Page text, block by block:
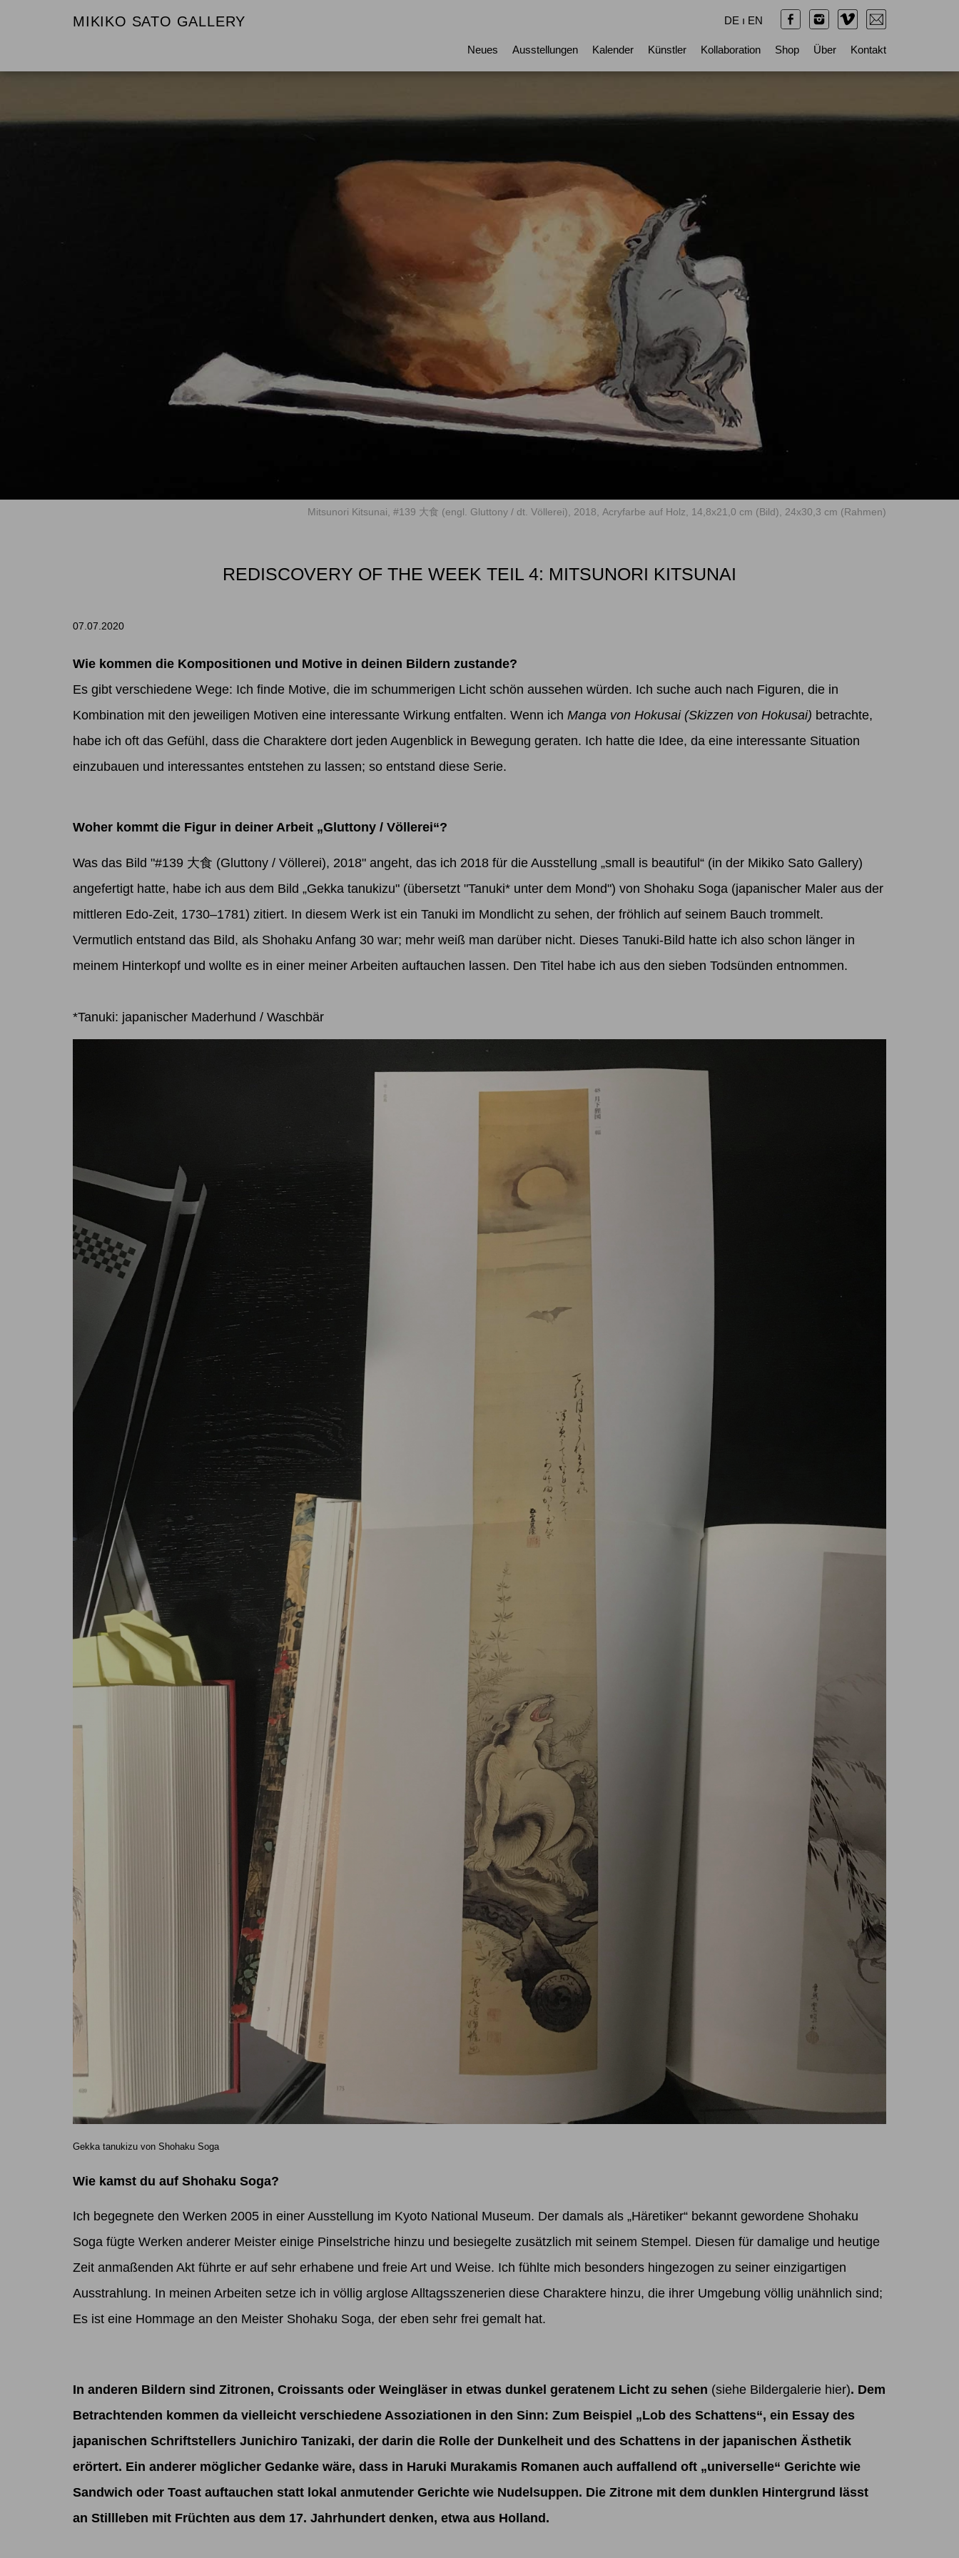
MIKIKO SATO GALLERY
Neues Ausstellungen Kalender Künstler Kollaboration Shop Über Kontakt
DE ı EN
Mitsunori Kitsunai, #139 大食 (engl. Gluttony / dt. Völlerei), 2018, Acryfarbe auf Holz, 14,8x21,0 cm (Bild), 24x30,3 cm (Rahmen)
REDISCOVERY OF THE WEEK TEIL 4: MITSUNORI KITSUNAI
07.07.2020
Wie kommen die Kompositionen und Motive in deinen Bildern zustande?
Es gibt verschiedene Wege: Ich finde Motive, die im schummerigen Licht schön aussehen würden. Ich suche auch nach Figuren, die in
Kombination mit den jeweiligen Motiven eine interessante Wirkung entfalten. Wenn ich Manga von Hokusai(Skizzen von Hokusai) betrachte,
habe ich oft das Gefühl, dass die Charaktere dort jeden Augenblick in Bewegung geraten. Ich hatte die Idee, da eine interessante Situation
einzubauen und interessantes entstehen zu lassen; so entstand diese Serie.
Woher kommt die Figur in deiner Arbeit „Gluttony / Völlerei“?
Was das Bild "#139 大食 (Gluttony / Völlerei), 2018" angeht, das ich 2018 für die Ausstellung „small is beautiful“ (in der Mikiko Sato Gallery)
angefertigt hatte, habe ich aus dem Bild „Gekka tanukizu" (übersetzt "Tanuki* unter dem Mond") von Shohaku Soga (japanischer Maler aus der
mittleren Edo-Zeit, 1730–1781) zitiert. In diesem Werk ist ein Tanuki im Mondlicht zu sehen, der fröhlich auf seinem Bauch trommelt.
Vermutlich entstand das Bild, als Shohaku Anfang 30 war; mehr weiß man darüber nicht. Dieses Tanuki-Bild hatte ich also schon länger in
meinem Hinterkopf und wollte es in einer meiner Arbeiten auftauchen lassen. Den Titel habe ich aus den sieben Todsünden entnommen.
*Tanuki: japanischer Maderhund / Waschbär
Gekka tanukizu von Shohaku Soga
Wie kamst du auf Shohaku Soga?
Ich begegnete den Werken 2005 in einer Ausstellung im Kyoto National Museum. Der damals als „Häretiker“ bekannt gewordene Shohaku
Soga fügte Werken anderer Meister einige Pinselstriche hinzu und besiegelte zusätzlich mit seinem Stempel. Diesen für damalige und heutige
Zeit anmaßenden Akt führte er auf sehr erhabene und freie Art und Weise. Ich fühlte mich besonders hingezogen zu seiner einzigartigen
Ausstrahlung. In meinen Arbeiten setze ich in völlig arglose Alltagsszenerien diese Charaktere hinzu, die ihrer Umgebung völlig unähnlich sind;
Es ist eine Hommage an den Meister Shohaku Soga, der eben sehr frei gemalt hat.
In anderen Bildern sind Zitronen, Croissants oder Weingläser in etwas dunkel geratenem Licht zu sehen (siehe Bildergalerie hier). Dem
Betrachtenden kommen da vielleicht verschiedene Assoziationen in den Sinn: Zum Beispiel „Lob des Schattens“, ein Essay des
japanischen Schriftstellers Junichiro Tanizaki, der darin die Rolle der Dunkelheit und des Schattens in der japanischen Ästhetik
erörtert. Ein anderer möglicher Gedanke wäre, dass in Haruki Murakamis Romanen auch auffallend oft „universelle“ Gerichte wie
Sandwich oder Toast auftauchen statt lokal anmutender Gerichte wie Nudelsuppen. Die Zitrone mit dem dunklen Hintergrund lässt
an Stillleben mit Früchten aus dem 17. Jahrhundert denken, etwa aus Holland.